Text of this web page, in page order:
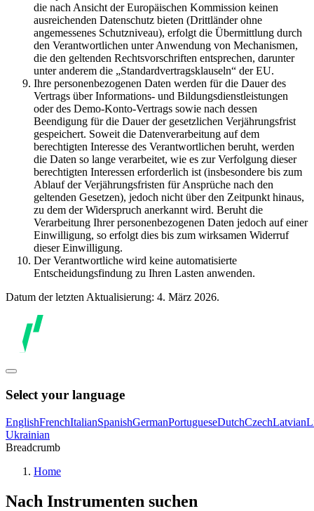
die nach Ansicht der Europäischen Kommission keinen
ausreichenden Datenschutz bieten (Drittländer ohne
angemessenes Schutzniveau), erfolgt die Übermittlung durch
den Verantwortlichen unter Anwendung von Mechanismen,
die den geltenden Rechtsvorschriften entsprechen, darunter
unter anderem die „Standardvertragsklauseln“ der EU.
Ihre personenbezogenen Daten werden für die Dauer des
Vertrags über Informations- und Bildungsdienstleistungen
oder des Demo-Konto-Vertrags sowie nach dessen
Beendigung für die Dauer der gesetzlichen Verjährungsfrist
gespeichert. Soweit die Datenverarbeitung auf dem
berechtigten Interesse des Verantwortlichen beruht, werden
die Daten so lange verarbeitet, wie es zur Verfolgung dieser
berechtigten Interessen erforderlich ist (insbesondere bis zum
Ablauf der Verjährungsfristen für Ansprüche nach den
geltenden Gesetzen), jedoch nicht über den Zeitpunkt hinaus,
zu dem der Widerspruch anerkannt wird. Beruht die
Verarbeitung Ihrer personenbezogenen Daten jedoch auf einer
Einwilligung, so erfolgt dies bis zum wirksamen Widerruf
dieser Einwilligung.
Der Verantwortliche wird keine automatisierte
Entscheidungsfindung zu Ihren Lasten anwenden.
Datum der letzten Aktualisierung: 4. März 2026.
Select your language
EnglishFrenchItalianSpanishGermanPortugueseDutchCzechLatvian
Ukrainian
Breadcrumb
Home
Nach Instrumenten suchen